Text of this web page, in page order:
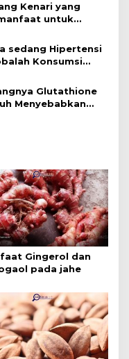
Kenari yang
untuk
Bahan Kue)
sedang Hipertensi
Konsumsi
Glutathione
Menyebabkan
Gingerol dan
pada jahe